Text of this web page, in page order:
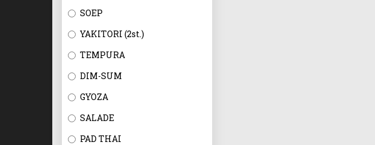
SOEP
YAKITORI (2st.)
TEMPURA
DIM-SUM
GYOZA
SALADE
PAD THAI